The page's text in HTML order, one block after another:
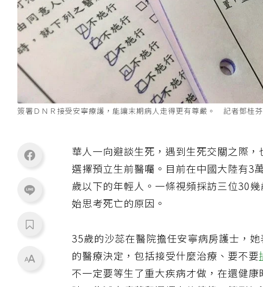
簽署ＤＮＲ接受安寧療護，能讓末期病人走得更有尊嚴。 記者鄧桂
華人一向避談生死，遇到生死交關之際
選擇預立生前醫囑。目前在中國大陸有3
歲以下的年輕人。一條視頻採訪三位30
始思考死亡的原因。
35歲的沙蕊在醫院擔任安寧病房護士，
的醫療決定，包括接受什麼治療、要不要
不一定要等生了重大疾病才做，在還健